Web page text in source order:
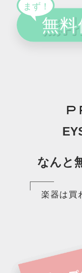
なんと
楽器は買